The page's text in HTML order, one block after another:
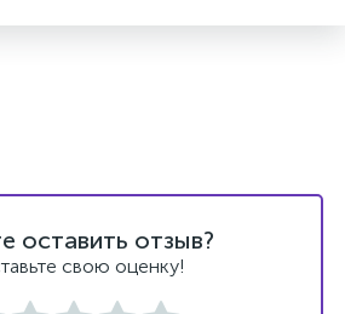
оставить отзыв?
свою оценку!